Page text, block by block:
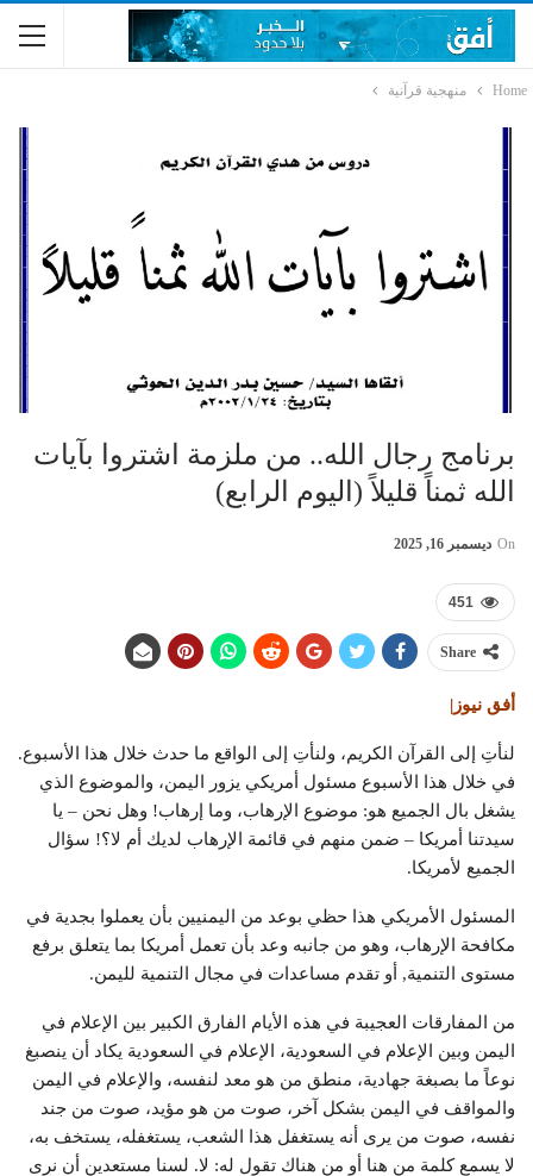
Home منهجية قرآنية
برنامج رجال الله.. من ملزمة اشتروا بآيات
الله ثمناً قليلاً (اليوم الرابع)
On ديسمبر 16, 2025
451
Share
أفق نيوز|
لنأتِ إلى القرآن الكريم، ولنأتِ إلى الواقع ما حدث خلال هذا الأسبوع.
في خلال هذا الأسبوع مسئول أمريكي يزور اليمن، والموضوع الذي
يشغل بال الجميع هو: موضوع الإرهاب، وما إرهاب! وهل نحن – يا
سيدتنا أمريكا – ضمن منهم في قائمة الإرهاب لديك أم لا؟! سؤال
الجميع لأمريكا.
المسئول الأمريكي هذا حظي بوعد من اليمنيين بأن يعملوا بجدية في
مكافحة الإرهاب، وهو من جانبه وعد بأن تعمل أمريكا بما يتعلق برفع
مستوى التنمية, أو تقدم مساعدات في مجال التنمية لليمن.
من المفارقات العجيبة في هذه الأيام الفارق الكبير بين الإعلام في
اليمن وبين الإعلام في السعودية، الإعلام في السعودية يكاد أن ينصبغ
نوعاً ما بصبغة جهادية، منطق من هو معد لنفسه، والإعلام في اليمن
والمواقف في اليمن بشكل آخر، صوت من هو مؤيد، صوت من جند
نفسه، صوت من يرى أنه يستغفل هذا الشعب، يستغفله، يستخف به،
لا يسمع كلمة من هنا أو من هناك تقول له: لا. لسنا مستعدين أن نرى